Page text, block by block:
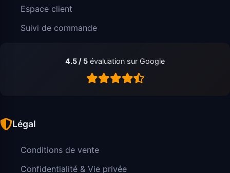
Espace client
Suivi de commande
4.5 / 5 évaluation sur Google
Légal
Conditions de vente
Confidentialité & Vie privée